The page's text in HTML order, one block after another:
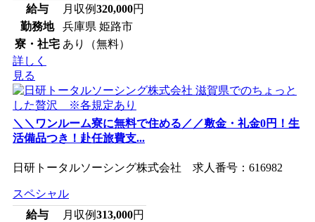
給与
月収例320,000円
勤務地
兵庫県 姫路市
寮・社宅 あり（無料）
詳しく
見る
＼＼ワンルーム寮に無料で住める／／敷金・礼金0円！生
活備品つき！赴任旅費支...
日研トータルソーシング株式会社 求人番号：616982
スペシャル
給与
月収例313,000円